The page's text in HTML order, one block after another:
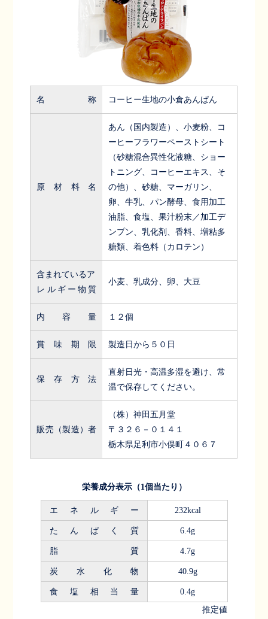
名称 コーヒー生地の小倉あんぱん
原材料名
あん（国内製造）、小麦粉、コ
ーヒーフラワーペーストシート
（砂糖混合異性化液糖、ショー
トニング、コーヒーエキス、そ
の他）、砂糖、マーガリン、
卵、牛乳、パン酵母、食用加工
油脂、食塩、果汁粉末／加工デ
ンプン、乳化剤、香料、増粘多
糖類、着色料（カロテン）
含まれているア
レルギー物質
小麦、乳成分、卵、大豆
内容量 １２個
賞味期限 製造日から５０日
保存方法
直射日光・高温多湿を避け、常
温で保存してください。
販売（製造）者
（株）神田五月堂
〒３２６－０１４１
栃木県足利市小俣町４０６７
栄養成分表示（1個当たり）
エネルギー 232kcal
たんぱく質 6.4g
脂質 4.7g
炭水化物 40.9g
食塩相当量
0.4g
推定値